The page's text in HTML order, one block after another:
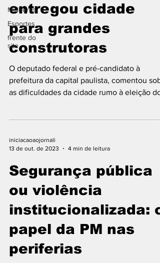
Mulheres
Esportes
frente do
site
entregou cidade
para grandes
construtoras
O deputado federal e pré-candidato à
prefeitura da capital paulista, comentou
as dificuldades da cidade rumo à eleição do
iniciacaoaojornali
13 de out. de 2023
4 min de leitura
Segurança pública
ou violência
institucionalizada: o
papel da PM nas
periferias